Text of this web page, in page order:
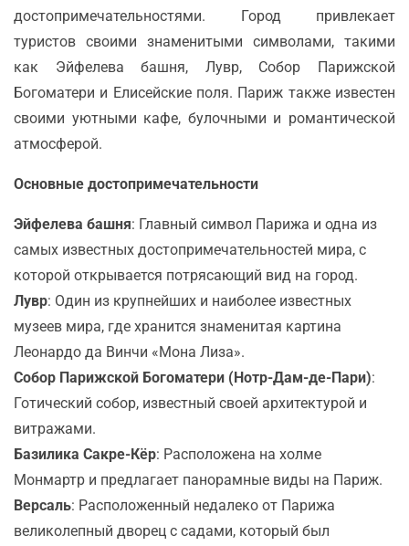
достопримечательностями. Город привлекает
туристов своими знаменитыми символами, такими
как Эйфелева башня, Лувр, Собор Парижской
Богоматери и Елисейские поля. Париж также известен
своими уютными кафе, булочными и романтической
атмосферой.
Основные достопримечательности
Эйфелева башня: Главный символ Парижа и одна из
самых известных достопримечательностей мира, с
которой открывается потрясающий вид на город.
Лувр: Один из крупнейших и наиболее известных
музеев мира, где хранится знаменитая картина
Леонардо да Винчи «Мона Лиза».
Собор Парижской Богоматери (Нотр-Дам-де-Пари):
Готический собор, известный своей архитектурой и
витражами.
Базилика Сакре-Кёр: Расположена на холме
Монмартр и предлагает панорамные виды на Париж.
Версаль: Расположенный недалеко от Парижа
великолепный дворец с садами, который был